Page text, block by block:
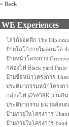
« Back
WE Experiences
โลโก้ยอดตึก The
ป้ายโลโก้ภายในคอนโด
ป้ายหน้าโครงการ
กล่องไฟ Black yard
ป้ายชื่อหน้าโครงการ
ประติมากรรมหน้าโครงก
กล่องไฟ @WORK รามอิ
ประติมากรรม ธนาคลัสเ
ป้ายภายในโครงการ
ป้ายภายในโครงการ Food